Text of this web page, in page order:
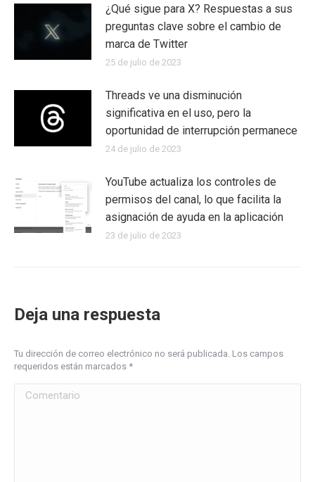
¿Qué sigue para X? Respuestas a sus
preguntas clave sobre el cambio de
marca de Twitter
25 de julio de 2023
Threads ve una disminución
significativa en el uso, pero la
oportunidad de interrupción permanece
24 de julio de 2023
YouTube actualiza los controles de
permisos del canal, lo que facilita la
asignación de ayuda en la aplicación
23 de julio de 2023
Deja una respuesta
Tu dirección de correo electrónico no será publicada. Los campos
requeridos están marcados *
Comentario